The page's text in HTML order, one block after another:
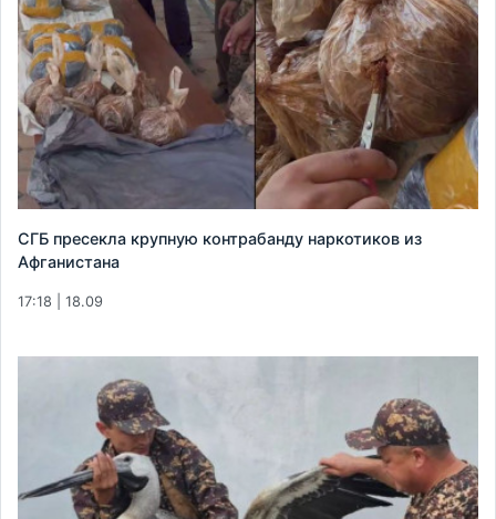
СГБ пресекла крупную контрабанду наркотиков из
Афганистана
17:18 | 18.09